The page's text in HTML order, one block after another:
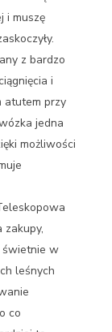
i muszę
z bardzo
i
atutem przy
jedna
możliwości
zakupy,
świetnie w
leśnych
co